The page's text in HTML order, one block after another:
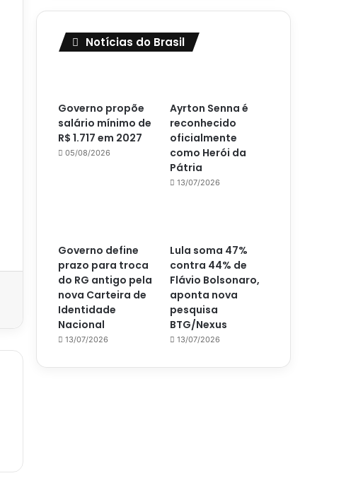
Notícias do Brasil
Governo propõe
salário mínimo de
R$ 1.717 em 2027
05/08/2026
Ayrton Senna é
reconhecido
oficialmente
como Herói da
Pátria
13/07/2026
Governo define
prazo para troca
do RG antigo pela
nova Carteira de
Identidade
Nacional
13/07/2026
Lula soma 47%
contra 44% de
Flávio Bolsonaro,
aponta nova
pesquisa
BTG/Nexus
13/07/2026